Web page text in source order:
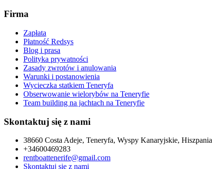
Firma
Zapłata
Płatność Redsys
Blog i prasa
Polityka prywatności
Zasady zwrotów i anulowania
Warunki i postanowienia
Wycieczka statkiem Teneryfa
Obserwowanie wielorybów na Teneryfie
Team building na jachtach na Teneryfie
Skontaktuj się z nami
38660 Costa Adeje, Teneryfa, Wyspy Kanaryjskie, Hiszpania
+34600469283
rentboattenerife@gmail.com
Skontaktuj się z nami